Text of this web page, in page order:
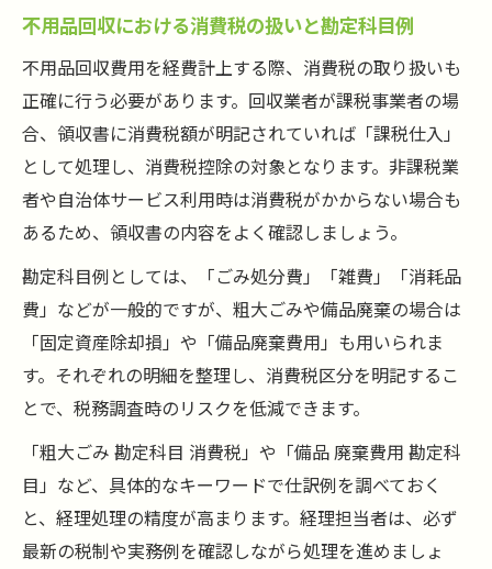
不用品回収における消費税の扱いと勘定科目例
不用品回収費用を経費計上する際、消費税の取り扱いも
正確に行う必要があります。回収業者が課税事業者の場
合、領収書に消費税額が明記されていれば「課税仕入」
として処理し、消費税控除の対象となります。非課税業
者や自治体サービス利用時は消費税がかからない場合も
あるため、領収書の内容をよく確認しましょう。
勘定科目例としては、「ごみ処分費」「雑費」「消耗品
費」などが一般的ですが、粗大ごみや備品廃棄の場合は
「固定資産除却損」や「備品廃棄費用」も用いられま
す。それぞれの明細を整理し、消費税区分を明記するこ
とで、税務調査時のリスクを低減できます。
「粗大ごみ 勘定科目 消費税」や「備品 廃棄費用 勘定科
目」など、具体的なキーワードで仕訳例を調べておく
と、経理処理の精度が高まります。経理担当者は、必ず
最新の税制や実務例を確認しながら処理を進めましょ